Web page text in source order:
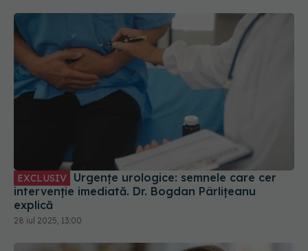
intervenție imediată. Dr. Bogdan Pârlițeanu
explică
28 iul 2025, 13:00